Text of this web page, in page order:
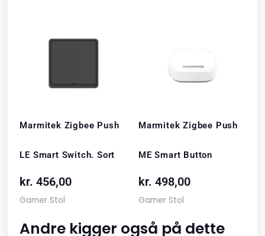
Marmitek Zigbee Push
LE Smart Switch. Sort
kr. 456,00
Gamer Stol
Marmitek Zigbee Push
ME Smart Button
kr. 498,00
Gamer Stol
Andre kigger også på dette